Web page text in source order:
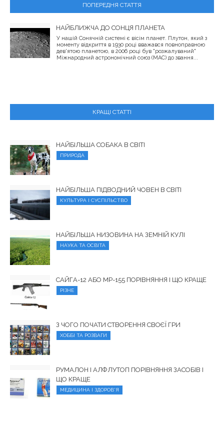
ПОПЕРЕДНЯ СТАТТЯ
НАЙБЛИЖЧА ДО СОНЦЯ ПЛАНЕТА
У нашій Сонячній системі є вісім планет. Плутон, який з
моменту відкриття в 1930 році вважався повноправною
дев'ятою планетою, в 2006 році був "розжалуваний"
Міжнародний астрономічний союз (МАС) до звання...
КРАЩІ СТАТТІ
НАЙБІЛЬША СОБАКА В СВІТІ
ПРИРОДА
НАЙБІЛЬША ПІДВОДНИЙ ЧОВЕН В СВІТІ
КУЛЬТУРА І СУСПІЛЬСТВО
НАЙБІЛЬША НИЗОВИНА НА ЗЕМНІЙ КУЛІ
НАУКА ТА ОСВІТА
САЙГА-12 АБО МР-155 ПОРІВНЯННЯ І ЩО КРАЩЕ
РІЗНЕ
З ЧОГО ПОЧАТИ СТВОРЕННЯ СВОЄЇ ГРИ
ХОББІ ТА РОЗВАГИ
РУМАЛОН І АЛФЛУТОП ПОРІВНЯННЯ ЗАСОБІВ І
ЩО КРАЩЕ
МЕДИЦИНА І ЗДОРОВ'Я